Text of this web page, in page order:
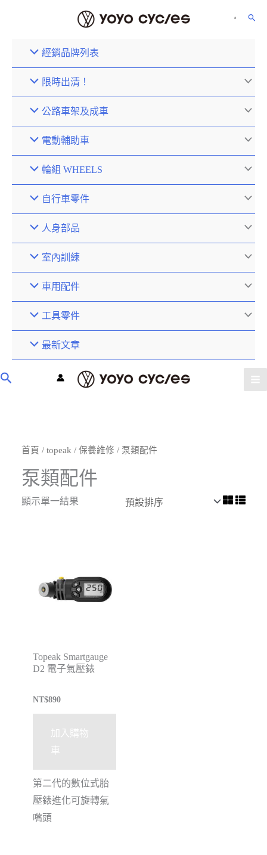
經銷品牌列表
限時出清！
公路車架及成車
電動輔助車
輪組 WHEELS
自行車零件
人身部品
室內訓練
車用配件
工具零件
最新文章
首頁 / topeak / 保養維修 / 泵類配件
泵類配件
顯示單一結果
Topeak Smartgauge
D2 電子氣壓錶
NT$890
加入購物
車
第二代的數位式胎
壓錶進化可旋轉氣
嘴頭